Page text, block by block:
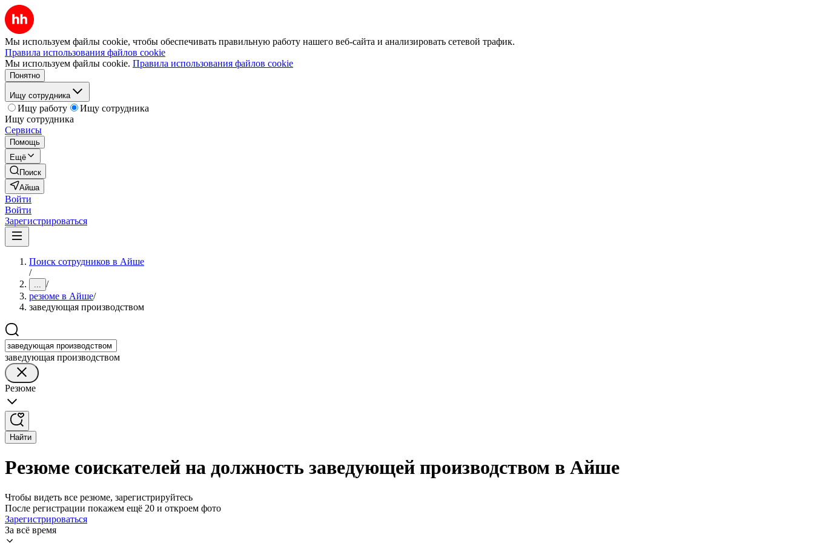
Мы используем файлы cookie, чтобы обеспечивать правильную работу нашего веб-сайта и анализировать сетевой трафик.
Правила использования файлов cookie
Мы используем файлы cookie. Правила использования файлов cookie
Понятно
Ищу сотрудника
Ищу работу
Ищу сотрудника
Ищу сотрудника
Сервисы
Помощь
Ещё
Поиск
Айша
Войти
Войти
Зарегистрироваться
Поиск сотрудников в Айше
/
... /
резюме в Айше/
заведующая производством
заведующая производством
Резюме
Найти
Резюме соискателей на должность заведующей производством в Айше
Чтобы видеть все резюме, зарегистрируйтесь
После регистрации покажем ещё 20 и откроем фото
Зарегистрироваться
За всё время